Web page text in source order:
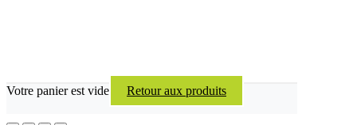
Votre panier est vide Retour aux produits